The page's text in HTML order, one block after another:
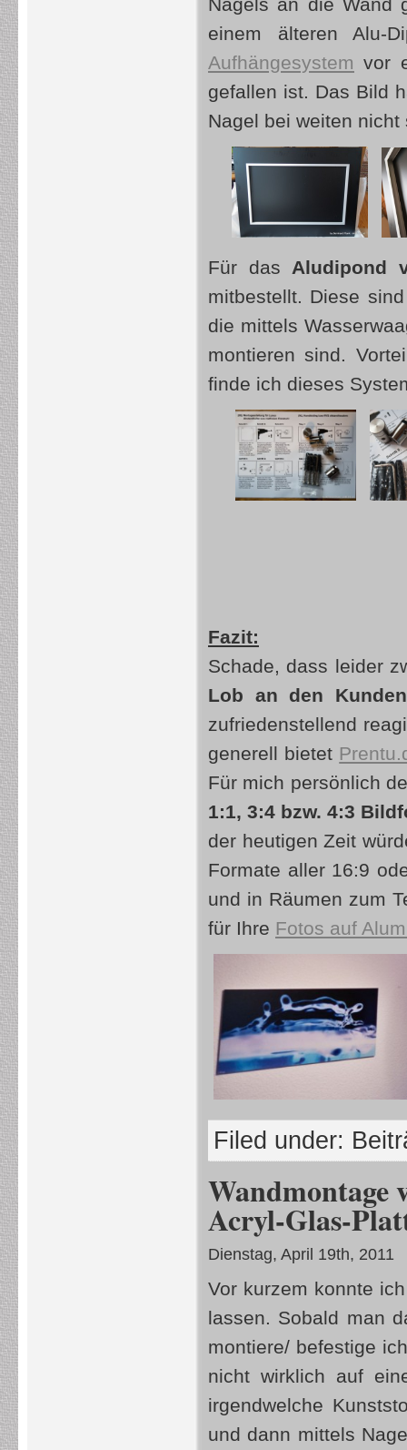
Nagels an die Wand
einem älteren
Aufhängesystem vor
gefallen ist. Das Bild
Nagel bei weiten
Für dasAludipond
mitbestellt. Diese
die mittels
montieren sind.
finde ich dieses
Fazit:
Schade, dass leider
Lob an den
zufriedenstellend
generell bietet
Für mich persönlich
1:1, 3:4 bzw. 4:3
der heutigen Zeit
Formate aller 16:9
und in Räumen zum
für Ihre Fotos auf
Filed under:
Wandmontage
Acryl-Glas-
Dienstag, April 19th, 2011
Vor kurzem konnte
lassen. Sobald man
montiere/ befestige
nicht wirklich auf
irgendwelche
und dann mittels